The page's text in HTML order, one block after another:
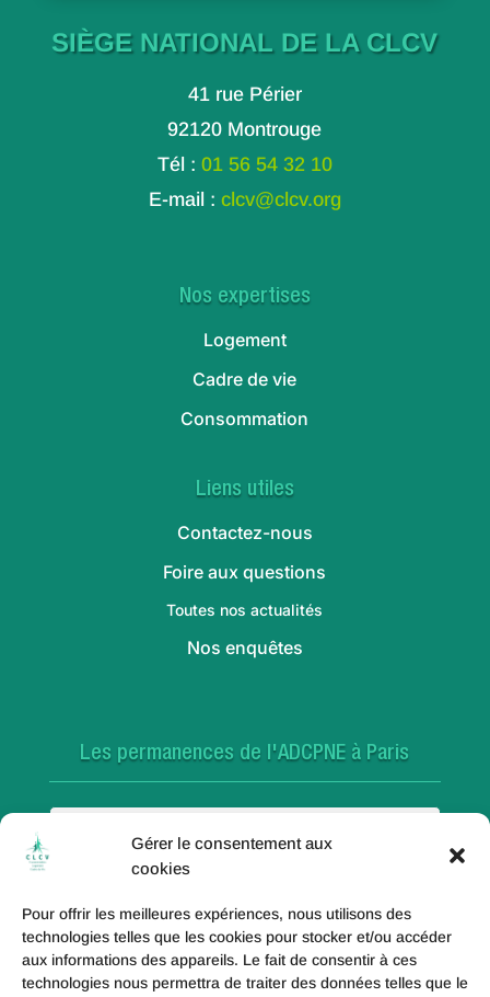
Gérer le consentement aux
cookies
Pour offrir les meilleures expériences, nous utilisons des
technologies telles que les cookies pour stocker et/ou accéder
aux informations des appareils. Le fait de consentir à ces
technologies nous permettra de traiter des données telles que le
SIÈGE NATIONAL DE LA CLCV
41 rue Périer
92120 Montrouge
Tél : 01 56 54 32 10
E-mail : clcv@clcv.org
Nos expertises
Logement
Cadre de vie
Consommation
Liens utiles
Contactez-nous
Foire aux questions
Toutes nos actualités
Nos enquêtes
Les permanences de l'ADCPNE à Paris
Paris 18e
Paris 20e